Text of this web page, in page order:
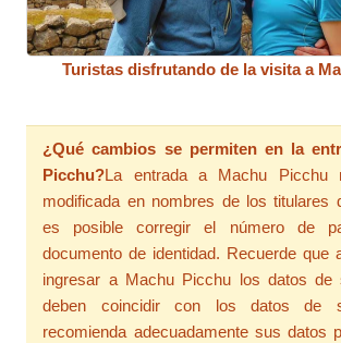
Turistas disfrutando de la visita a
¿Qué cambios se permiten en la
Picchu?La entrada a Machu Picchu
modificada en nombres de los titulares
es posible corregir el número de
documento de identidad. Recuerde que
ingresar a Machu Picchu los datos de
deben coincidir con los datos de
recomienda adecuadamente sus datos